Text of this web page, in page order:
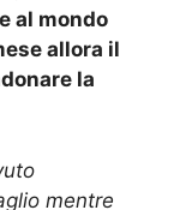
al mondo
allora il
la
mentre